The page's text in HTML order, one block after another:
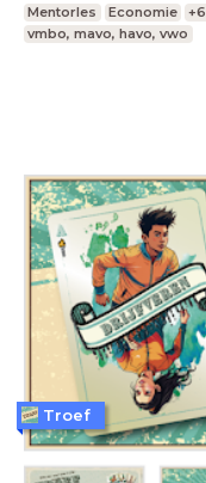
Mentorles Economie +6
vmbo, mavo, havo, vwo
Troef